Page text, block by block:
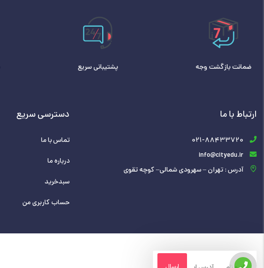
ضمانت بازگشت وجه پشتیبانی سریع
ارتباط با ما
021-88433720
info@cityedu.ir
آدرس : تهران – سهرودی شمالی– کوچه تقوی
دسترسی سریع
تماس با ما
درباره ما
سبدخرید
حساب کاربری من